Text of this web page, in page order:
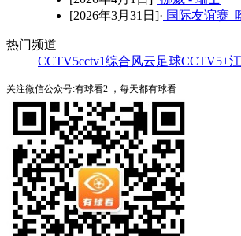
[2026年3月31日]· 国际友谊赛
热门频道
CCTV5cctv1综合风云足球CCTV5+
关注微信公众号:有球看2 ，每天都有球看